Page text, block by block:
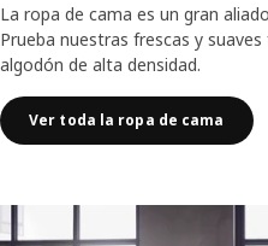
La ropa de cama es un gran
Prueba nuestras frescas y
algodón de alta densidad.
Ver toda la ropa de cama